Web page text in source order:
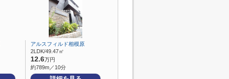
アルスフィルド相模原
2LDK/49.47㎡
12.6万円
約789m／10分